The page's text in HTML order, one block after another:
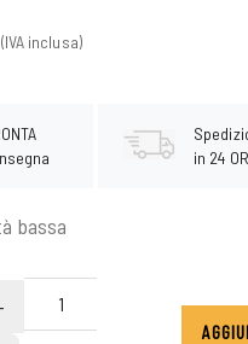
(IVA inclusa)
in 24
bassa